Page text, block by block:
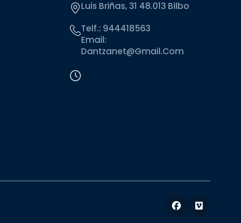
Luis Briñas, 31 48.013 Bilbo
Telf.: 944418563
Email:
Dantzanet@gmail.com
Facebook
Vimeo